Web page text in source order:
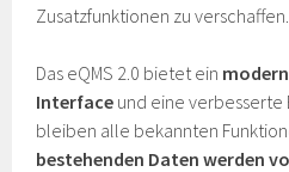
Zusatzfunktionen zu verschaffen.
Das eQMS 2.0 bietet ein
Interface und eine
bleiben alle bekannten
bestehenden Daten werden